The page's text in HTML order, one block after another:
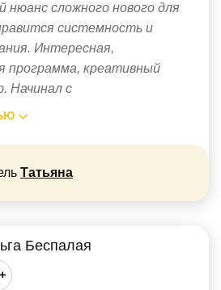
нюанс сложного нового для
системность и
Интересная,
программа, креативный
Начинал с
Татьяна
Беспалая